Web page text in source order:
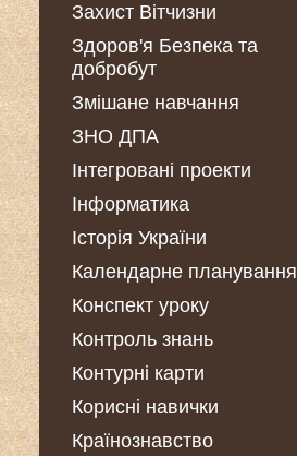
Захист Вітчизни
Здоров'я Безпека та
добробут
Змішане навчання
ЗНО ДПА
Інтегровані проекти
Інформатика
Історія України
Календарне планування
Конспект уроку
Контроль знань
Контурні карти
Корисні навички
Країнознавство